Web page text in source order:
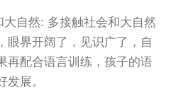
自然: 多接触社会和大自然
眼界开阔了，见识广了，自
再配合语言训练，孩子的语
展。